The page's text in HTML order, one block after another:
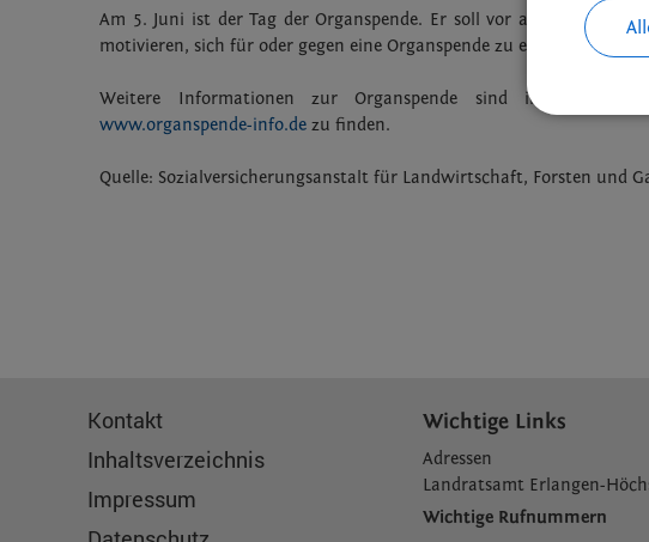
Am 5. Juni ist der Tag der Organspende. Er soll vor allem
motivieren, sich für oder gegen eine Organspende zu entscheiden
Weitere Informationen zur Organspende sind im Internet
www.organspende-info.de zu finden.
Quelle: Sozialversicherungsanstalt für Landwirtschaft, Forsten und
Kontakt
Inhaltsverzeichnis
Impressum
Wichtige Links
Adressen
Landratsamt Erlangen-
Wichtige Rufnummern